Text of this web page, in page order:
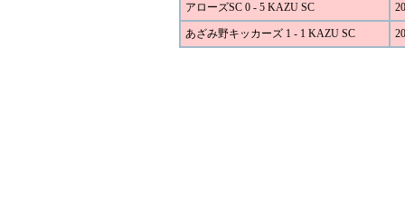
アローズSC 0 - 5 KAZU SC
あざみ野キッカーズ 1 - 1 KAZU SC